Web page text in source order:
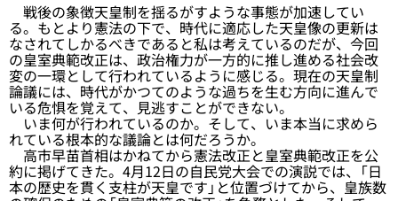
戦後の象徴天皇制を揺るがすような事態が加速してい
る。もとより憲法の下で、時代に適応した天皇像の更新は
なされてしかるべきであると私は考えているのだが、今回
の皇室典範改正は、政治権力が一方的に推し進める社会改
変の一環として行われているように感じる。現在の天皇制
論議には、時代がかつてのような過ちを生む方向に進んで
いる危惧を覚えて、見逃すことができない。
いま何が行われているのか。そして、いま本当に求めら
れている根本的な議論とは何だろうか。
高市早苗首相はかねてから憲法改正と皇室典範改正を公
約に掲げてきた。4月12日の自民党大会での演説では、「日
本の歴史を貫く支柱が天皇です」と位置づけてから、皇族数